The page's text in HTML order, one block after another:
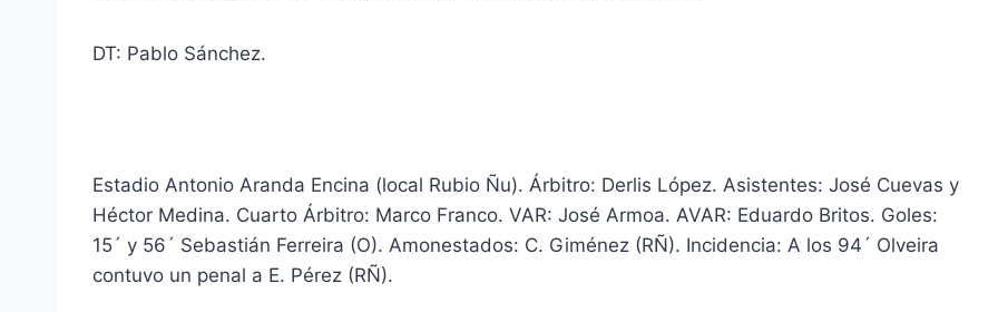
DT: Pablo Sánchez.
Estadio Antonio Aranda Encina (local Rubio Ñu). Árbitro: Derlis López. Asistentes: José Cuevas y
Héctor Medina. Cuarto Árbitro: Marco Franco. VAR: José Armoa. AVAR: Eduardo Britos. Goles:
15´ y 56´ Sebastián Ferreira (O). Amonestados: C. Giménez (RÑ). Incidencia: A los 94´ Olveira
contuvo un penal a E. Pérez (RÑ).